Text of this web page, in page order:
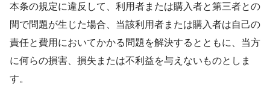
本条の規定に違反して、利用者または購入者と第三者との
間で問題が生じた場合、当該利用者または購入者は自己の
責任と費用においてかかる問題を解決するとともに、当方
に何らの損害、損失または不利益を与えないものとしま
す。